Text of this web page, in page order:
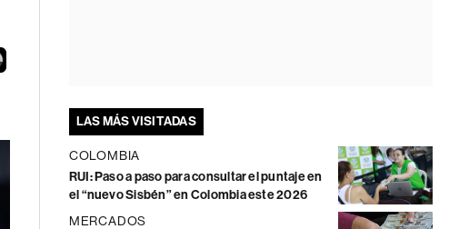
LAS MÁS VISITADAS
COLOMBIA
RUI: Paso a paso para consultar el puntaje en
el “nuevo Sisbén” en Colombia este 2026
MERCADOS